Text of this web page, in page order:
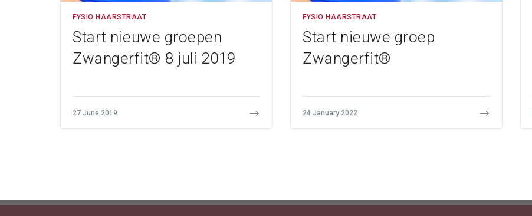
FYSIO HAARSTRAAT
Start nieuwe groepen
Zwangerfit® 8 juli 2019
27 June 2019
FYSIO HAARSTRAAT
Start nieuwe groep
Zwangerfit®
24 January 2022